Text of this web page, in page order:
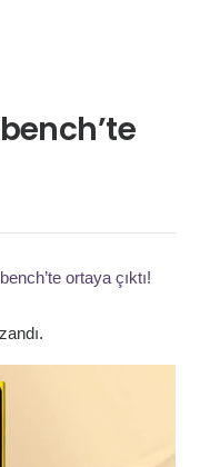
ortaya çıktı!